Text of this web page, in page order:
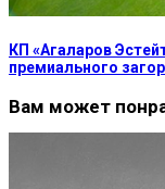
КП «Агаларов
премиального
Вам может